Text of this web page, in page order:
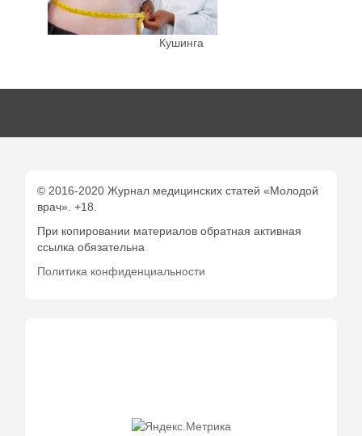
Кушинга
© 2016-2020 Журнал медицинских статей «Молодой
врач». +18.
При копировании материалов обратная активная
ссылка обязательна
Политика конфиденциальности